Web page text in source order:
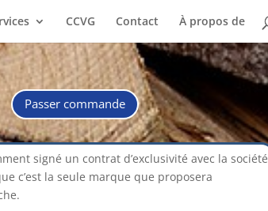
CCVG Contact À propos de
Passer commande
signé un contrat d’exclusivité avec la société
c’est la seule marque que proposera